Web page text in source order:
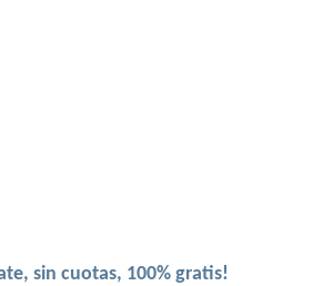
sin cuotas, 100% gratis!